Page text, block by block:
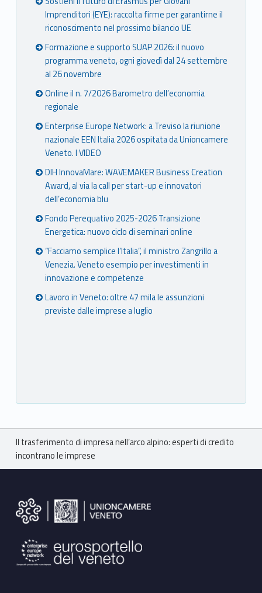
Imprenditori (EYE): raccolta firme per garantirne il
riconoscimento nel prossimo bilancio UE
Formazione e supporto SUAP 2026: il nuovo
programma veneto, ogni giovedì dal 24 settembre
al 26 novembre
Online il n. 7/2026 Barometro dell’economia
regionale
Enterprise Europe Network: a Treviso la riunione
nazionale EEN Italia 2026 ospitata da Unioncamere
Veneto. I VIDEO
DIH InnovaMare: WAVEMAKER Business Creation
Award, al via la call per start-up e innovatori
dell’economia blu
Fondo Perequativo 2025-2026 Transizione
Energetica: nuovo ciclo di seminari online
“Facciamo semplice l’Italia”, il ministro Zangrillo a
Venezia. Veneto esempio per investimenti in
innovazione e competenze
Lavoro in Veneto: oltre 47 mila le assunzioni
previste dalle imprese a luglio
Breadcrumbs navigation
Il trasferimento di impresa nell’arco alpino: esperti di credito
incontrano le imprese